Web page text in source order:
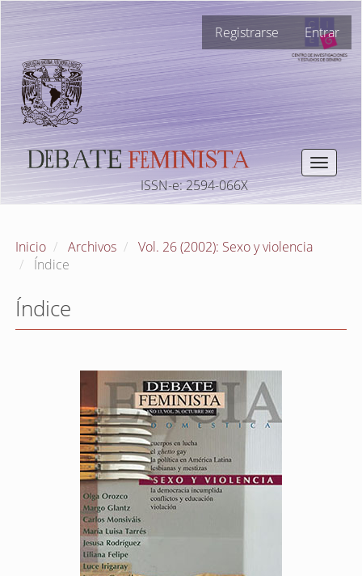
Navegación
principal
Contenido
principal
Barra
lateral
Registrarse Entrar
Toggle
ISSN-e: 2594-066X
Inicio Archivos
Vol. 26 (2002): Sexo y violencia
Índice
Índice